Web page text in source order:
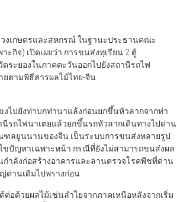
งเกษตรและสหกรณ์ ในฐานะประธานคณะ
กิจ) เปิดเผยว่า การขนส่งทุเรียน 2 ตู้
ระยองในภาคตะวันออกไปยังสถานีรถไฟ
ยตามพิธีสารผลไม้ไทย-จีน
ไปยังท่าบกท่านาแล้งก่อนยกขึ้นหัวลากจากท่า
รถไฟนาเตยแล้วยกขึ้นรถหัวลากเดินทางไปด่าน
ลยูนนานของจีน เป็นระบบการขนส่งหลายรูป
ขปัญหาเฉพาะหน้า กรณีที่ยังไม่สามารถขนส่งผล
ำลังก่อสร้างอาคารและลานตรวจโรคพืชที่ด่าน
ด่านเดิมไปพรางก่อน
อด้วยผลไม้เช่นลำไยจากภาคเหนือหลังจากเริ่ม